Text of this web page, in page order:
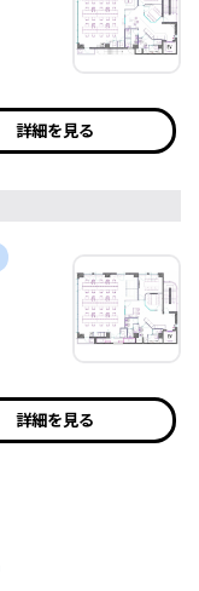
詳細を見る
詳細を見る